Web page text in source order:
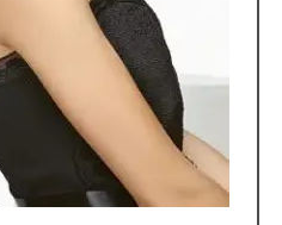
Ποστίς Συνθετικά
Velcro